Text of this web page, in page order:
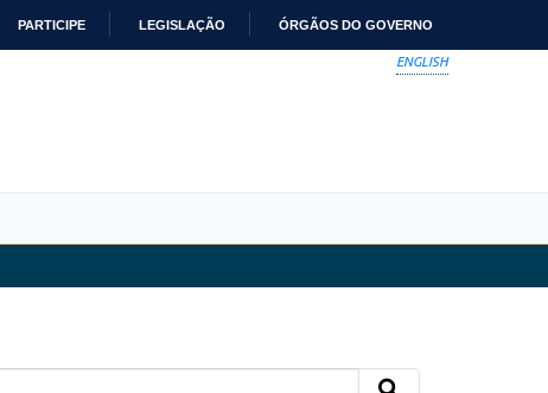
PARTICIPE LEGISLAÇÃO ÓRGÃOS DO GOVERNO
ENGLISH